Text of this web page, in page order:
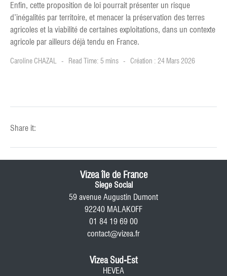
Enfin, cette proposition de loi pourrait présenter un risque
d’inégalités par territoire, et menacer la préservation des terres
agricoles et la viabilité de certaines exploitations, dans un contexte
agricole par ailleurs déjà tendu en France.
Caroline CHAZAL Read Time: 5 mins Création : 24 Mars 2026
Share it:
Vizea île de France
Siege Social
59 avenue Augustin Dumont
92240 MALAKOFF
01 84 19 69 00
contact@vizea.fr
Vizea Sud-Est
HEVEA